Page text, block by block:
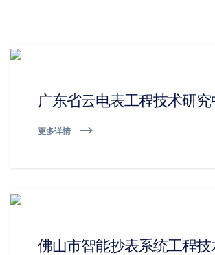
广东省云电表工程技术研究
更多详情
佛山市智能抄表系统工程技